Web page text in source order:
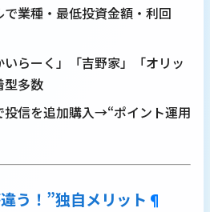
で業種・最低投資金額・利回
らーく」「吉野家」「オリッ
型多数
投信を追加購入→“ポイント運用
う！”独自メリット ¶